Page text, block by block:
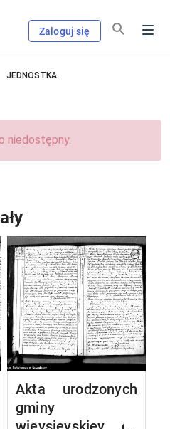
Zaloguj się
JEDNOSTKA
niedostępny.
Akta urodzonych
gminy